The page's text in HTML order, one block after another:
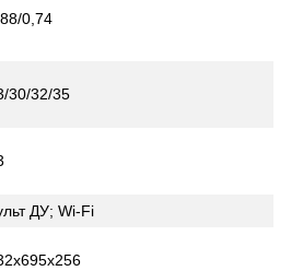
0,74
30/32/35
ДУ; Wi-Fi